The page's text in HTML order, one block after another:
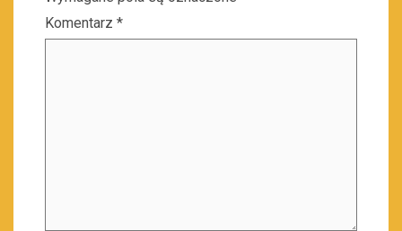
Komentarz *